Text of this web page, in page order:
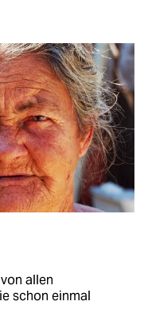
allen
schon einmal